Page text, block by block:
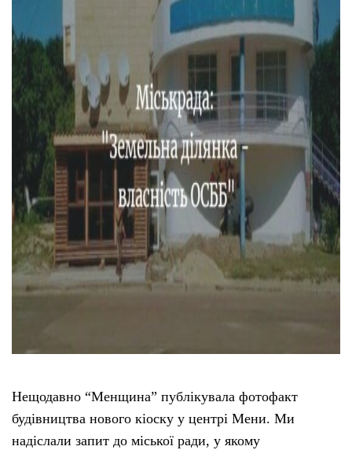
Нещодавно “Менщина” публікувала фотофакт
будівництва нового кіоску у центрі Мени. Ми
надіслали запит до міської ради, у якому